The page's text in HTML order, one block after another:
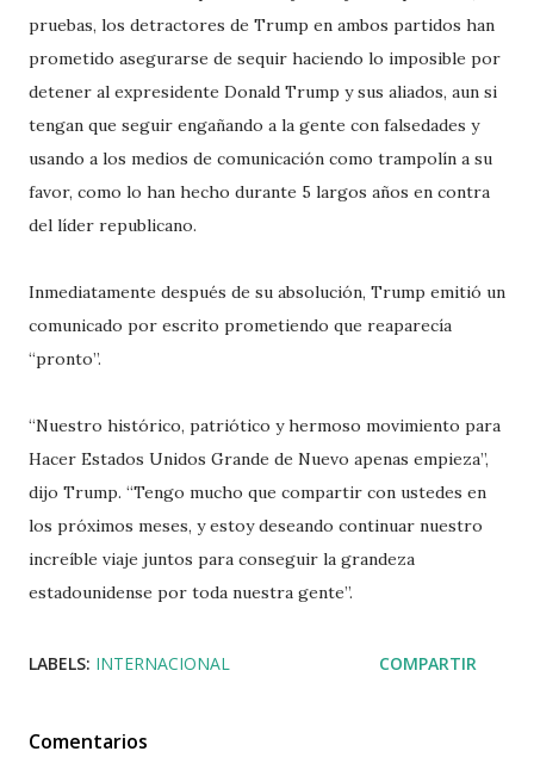
pruebas, los detractores de Trump en ambos partidos han
prometido asegurarse de sequir haciendo lo imposible por
detener al expresidente Donald Trump y sus aliados, aun si
tengan que seguir engañando a la gente con falsedades y
usando a los medios de comunicación como trampolín a su
favor, como lo han hecho durante 5 largos años en contra
del líder republicano.
Inmediatamente después de su absolución, Trump emitió un
comunicado por escrito prometiendo que reaparecía
“pronto”.
“Nuestro histórico, patriótico y hermoso movimiento para
Hacer Estados Unidos Grande de Nuevo apenas empieza”,
dijo Trump. “Tengo mucho que compartir con ustedes en
los próximos meses, y estoy deseando continuar nuestro
increíble viaje juntos para conseguir la grandeza
estadounidense por toda nuestra gente”.
LABELS: INTERNACIONAL COMPARTIR
Comentarios